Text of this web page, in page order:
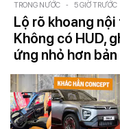
TRONG NƯỚC - 5 GIỜ TRƯỚC
Lộ rõ khoang
Không có HUD,
ứng nhỏ hơn